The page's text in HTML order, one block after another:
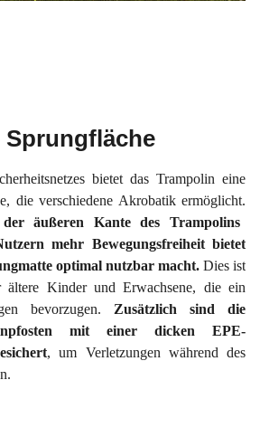
bietet das Trampolin eine
die verschiedene Akrobatik ermöglicht.
äußeren Kante des Trampolins
mehr Bewegungsfreiheit bietet
optimal nutzbar macht. Dies ist
ältere Kinder und Erwachsene, die ein
bevorzugen. Zusätzlich sind die
mit einer dicken EPE-
, um Verletzungen während des